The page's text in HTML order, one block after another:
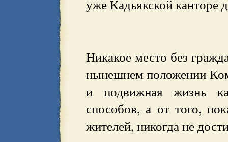
уже Кадьякской канторе
Никакое место без
нынешнем положении
и подвижная жизнь
способов, а от того,
жителей, никогда не